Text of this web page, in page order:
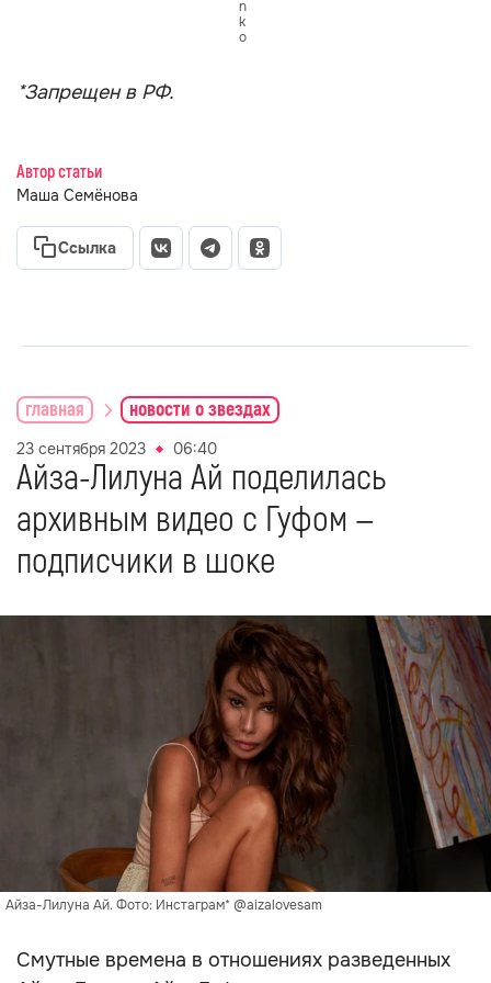
n
k
o
*Запрещен в РФ.
Автор статьи
Маша Семёнова
Ссылка
главная новости о звездах
23 сентября 2023 06:40
Айза-Лилуна Ай поделилась
архивным видео с Гуфом —
подписчики в шоке
Айза-Лилуна Ай. Фото: Инстаграм* @aizalovesam
Смутные времена в отношениях разведенных